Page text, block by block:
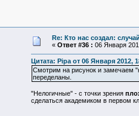
Re: Кто нас создал:
« Ответ #36 : 06 Января
Цитата: Pipa от 06 Января 2012,
Смотрим на рисунок и замечаем
переделаны.
"Нелогичные" - с точки зрения
сделаться академиком в первом